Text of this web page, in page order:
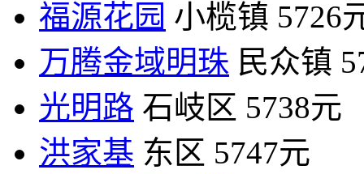
福源花园 小榄镇 5726
万腾金域明珠 民众镇
光明路 石岐区 5738元
洪家基 东区 5747元